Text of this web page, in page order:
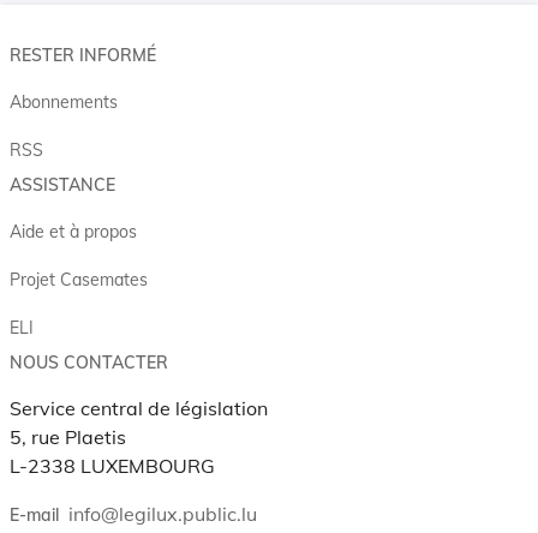
RESTER INFORMÉ
Abonnements
RSS
ASSISTANCE
Aide et à propos
Projet Casemates
ELI
NOUS CONTACTER
Service central de législation
5, rue Plaetis
L-2338 LUXEMBOURG
E-mail info@legilux.public.lu